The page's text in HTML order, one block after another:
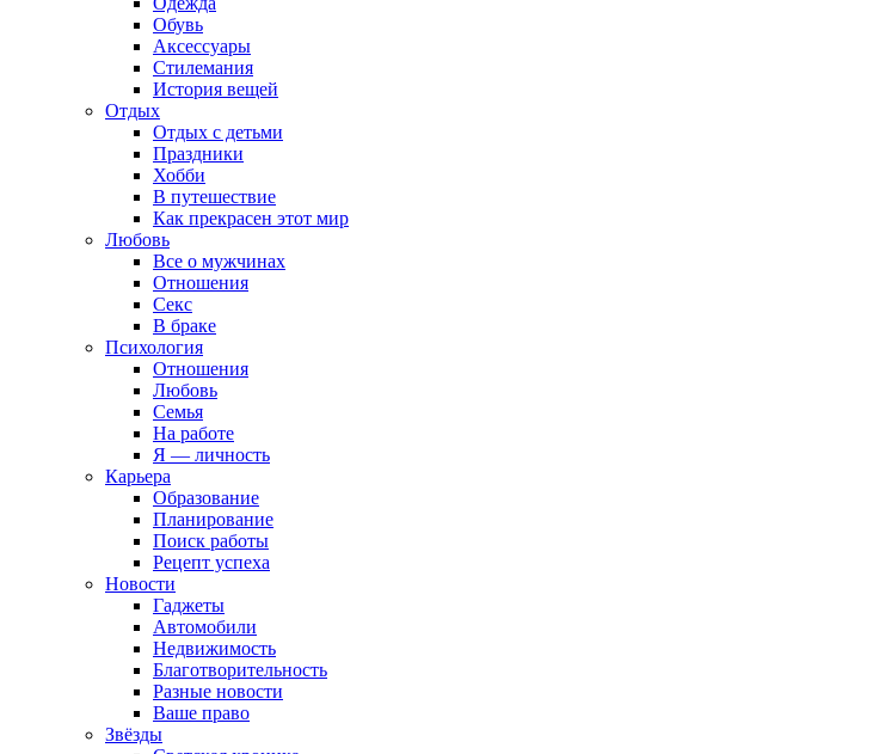
Обувь
Аксессуары
Стилемания
История вещей
Отдых
Отдых с детьми
Праздники
Хобби
В путешествие
Как прекрасен этот мир
Любовь
Все о мужчинах
Отношения
Секс
В браке
Психология
Отношения
Любовь
Семья
На работе
Я — личность
Карьера
Образование
Планирование
Поиск работы
Рецепт успеха
Новости
Гаджеты
Автомобили
Недвижимость
Благотворительность
Разные новости
Ваше право
Звёзды